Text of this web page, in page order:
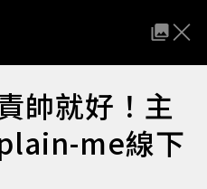
帥就好！主
me線下